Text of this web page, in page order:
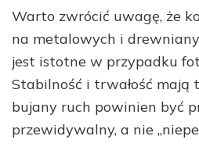
Warto zwrócić uwagę, że
na metalowych i
jest istotne w przypadku
Stabilność i trwałość mają
bujany ruch powinien być
przewidywalny, a nie